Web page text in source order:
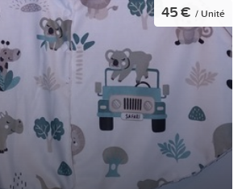
45 € / Unité